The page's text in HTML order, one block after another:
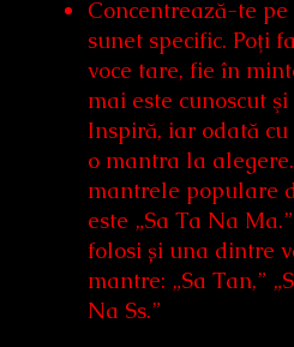
Concentrează-te
sunet specific. Poţi
voce tare, fie în
mai este cunoscut
Inspiră, iar odată
o mantra la
mantrele populare
este „Sa Ta Na
folosi și una dintre
mantre: „Sa Tan,”
Na Ss.”